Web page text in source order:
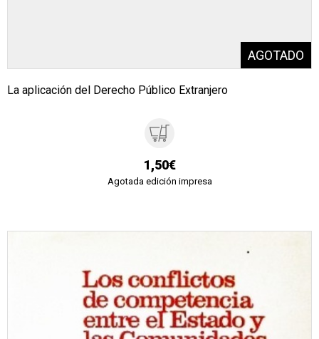
La aplicación del Derecho Público Extranjero
1,50€
Agotada edición impresa